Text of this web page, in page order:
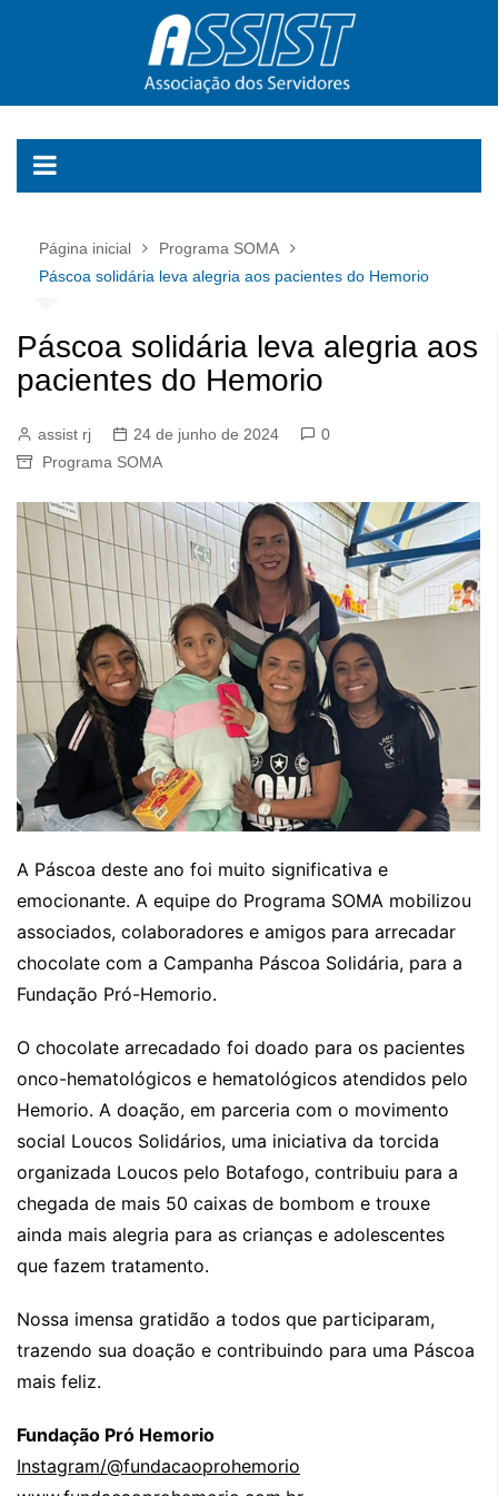
Página inicial
Programa SOMA
Páscoa solidária leva alegria aos pacientes do Hemorio
Páscoa solidária leva alegria aos
pacientes do Hemorio
assist rj 24 de junho de 2024
0
Programa SOMA
A Páscoa deste ano foi muito significativa e
emocionante. A equipe do Programa SOMA mobilizou
associados, colaboradores e amigos para arrecadar
chocolate com a Campanha Páscoa Solidária, para a
Fundação Pró-Hemorio.
O chocolate arrecadado foi doado para os pacientes
onco-hematológicos e hematológicos atendidos pelo
Hemorio. A doação, em parceria com o movimento
social Loucos Solidários, uma iniciativa da torcida
organizada Loucos pelo Botafogo, contribuiu para a
chegada de mais 50 caixas de bombom e trouxe
ainda mais alegria para as crianças e adolescentes
que fazem tratamento.
Nossa imensa gratidão a todos que participaram,
trazendo sua doação e contribuindo para uma Páscoa
mais feliz.
Fundação Pró Hemorio
Instagram/@fundacaoprohemorio